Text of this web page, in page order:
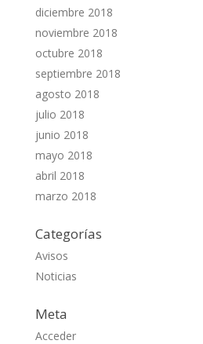
diciembre 2018
noviembre 2018
octubre 2018
septiembre 2018
agosto 2018
julio 2018
junio 2018
mayo 2018
abril 2018
marzo 2018
Categorías
Avisos
Noticias
Meta
Acceder